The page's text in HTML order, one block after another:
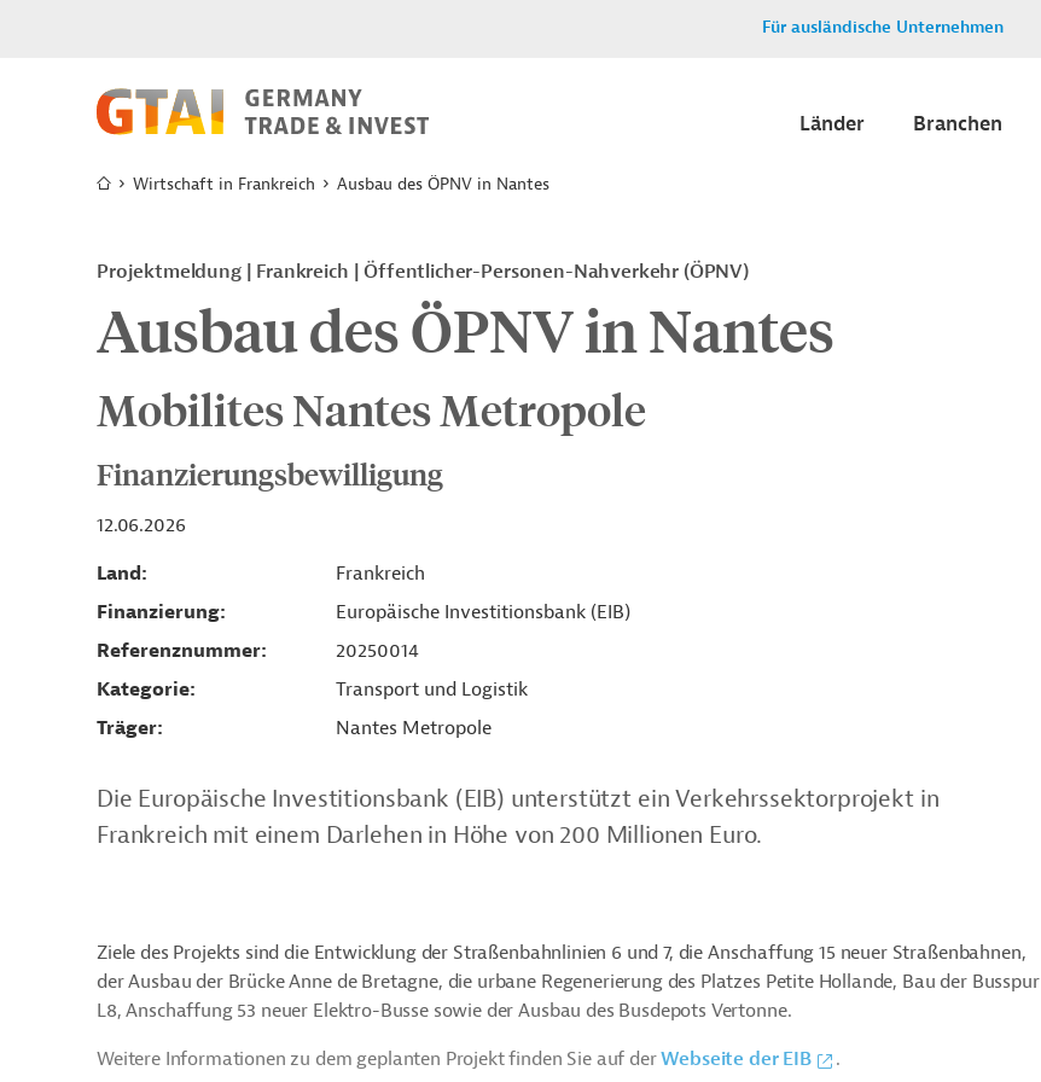
Für ausländische Unternehmen
Länder Branchen
Wirtschaft in Frankreich Ausbau des ÖPNV in Nantes
Projektmeldung Frankreich Öffentlicher-Personen-Nahverkehr (ÖPNV)
Ausbau des ÖPNV in Nantes
Mobilites Nantes Metropole
Finanzierungsbewilligung
12.06.2026
Land
Frankreich
Finanzierung
Europäische Investitionsbank (EIB)
Referenznummer
20250014
Kategorie
Transport und Logistik
Träger
Nantes Metropole
Die Europäische Investitionsbank (EIB) unterstützt ein Verkehrssektorprojekt in
Frankreich mit einem Darlehen in Höhe von 200 Millionen Euro.
Ziele des Projekts sind die Entwicklung der Straßenbahnlinien 6 und 7, die Anschaffung 15 neuer Straßenbahnen,
der Ausbau der Brücke Anne de Bretagne, die urbane Regenerierung des Platzes Petite Hollande, Bau der Busspur
L8, Anschaffung 53 neuer Elektro-Busse sowie der Ausbau des Busdepots Vertonne.
Weitere Informationen zu dem geplanten Projekt finden Sie auf derWebseite der EIB
.